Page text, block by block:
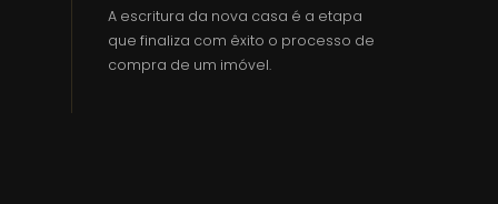
A escritura da nova casa é a etapa
que finaliza com êxito o processo de
compra de um imóvel.